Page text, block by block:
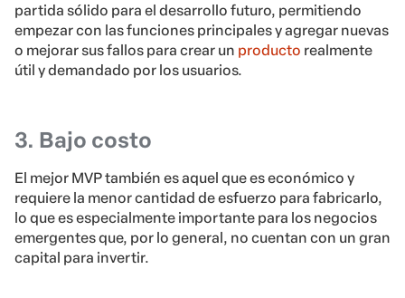
partida sólido para el desarrollo futuro, permitiendo
empezar con las funciones principales y agregar nuevas
o mejorar sus fallos para crear un producto realmente
útil y demandado por los usuarios.
3. Bajo costo
El mejor MVP también es aquel que es económico y
requiere la menor cantidad de esfuerzo para fabricarlo,
lo que es especialmente importante para los negocios
emergentes que, por lo general, no cuentan con un gran
capital para invertir.